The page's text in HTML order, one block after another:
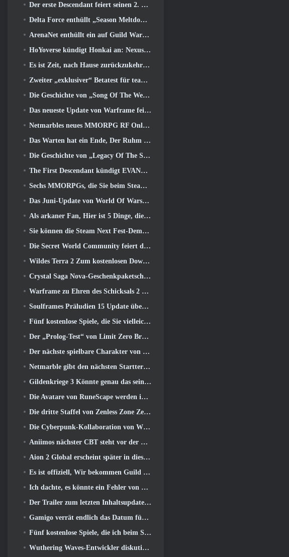
Der erste Descendant feiert seinen 2. Jahrestag mit dem Descendant Fest 2026 Strom
Delta Force enthüllt „Season Meltdown“, Kündigt die Zusammenarbeit mit Rainbow Six Siege an
ArenaNet enthüllt ein auf Guild Wars basierendes Kartenspiel, Nebelgebunden
HoYoverse kündigt Honkai an: Nexus-Anime „Evolutionstest“
Es ist Zeit, nach Hause zurückzukehren und den glückseligen Rückzugsort dort wiederherzustellen, wo sich die Winde treffen
Zweiter „exklusiver“ Betatest für teambasierte Survival-Shooter-Zeitfresser angekündigt
Die Geschichte von „Song Of The Welkin Moon“ von Genshin Impact geht zu Ende.. Auf dem Mond
Das neueste Update von Warframe feiert alle Space Dads
Netmarbles neues MMORPG RF Online Next mit Mech-Thema wird weltweit eingeführt
Das Warten hat ein Ende, Der Ruhm der Besiegten ist zurückgekehrt
Die Geschichte von „Legacy Of The Sith“ findet heute im neuesten Update von SWTOR ihren Abschluss
The First Descendant kündigt EVANGELION Collab-Event an
Sechs MMORPGs, die Sie beim Steam Next Fest ausprobieren können
Das Juni-Update von World Of Warships feiert den Unabhängigkeitstag der USA mit einer neuen Erzählkampagne
Als arkaner Fan, Hier ist 5 Dinge, die ich vom Riot-MMO sehen möchte
Sie können die Steam Next Fest-Demo von Embers Of The Uncrowned Tomorrow vorab herunterladen
Die Secret World Community feiert den 14. Jahrestag mit einem Rätsel, das sie gemeinsam lösen müssen
Wildes Terra 2 Zum kostenlosen Download verfügbar (Und behalten) Für eine begrenzte Zeit
Crystal Saga Nova-Geschenkpaketschlüssel als Geschenk
Warframe zu Ehren des Schicksals 2 Mit spezieller Aktivität und Titel im Spiel
Soulframes Präludien 15 Update überarbeitet Beute und Angeln
Fünf kostenlose Spiele, die Sie vielleicht während des Bullet Fests ausprobieren möchten
Der „Prolog-Test“ von Limit Zero Breakers beginnt heute
Der nächste spielbare Charakter von Overwatch scheint ein überarbeiteter Cyborg-Verbrecherboss zu sein
Netmarble gibt den nächsten Starttermin für Global RF Online bekannt
Gildenkriege 3 Könnte genau das sein, was die MMO-Branche gerade braucht
Die Avatare von RuneScape werden im größten visuellen Update des Spiels der letzten zehn Jahre überarbeitet
Die dritte Staffel von Zenless Zone Zero beginnt mit einer Reise zu einer Bangboo-Insel im Himmel, Und zur Steam-Plattform
Die Cyberpunk-Kollaboration von Wuthering Waves ist genau das, was ich mir von meinen Videospiel-Crossover-Events erwarte
Aniimos nächster CBT steht vor der Tür ... UND, Wir haben ein offizielles Startfenster
Aion 2 Global erscheint später in diesem Jahr auf Steam und Purple
Es ist offiziell, Wir bekommen Guild Wars 3
Ich dachte, es könnte ein Fehler von Neverness to Everness sein, das Porsche Collab Gacha Event so früh zu veranstalten, Aber ich habe mich geirrt
Der Trailer zum letzten Inhaltsupdate von Destiny 2 ist ein Aufschrei
Gamigo verrät endlich das Datum für die Rückkehr von Gloria Victis, Wird es das zweite Mal überleben??
Fünf kostenlose Spiele, die ich beim Summer Game Fest zu sehen hoffe
Wuthering Waves-Entwickler diskutieren über die Erstellung der Lahai-Roi-Mech-Kampfsequenz